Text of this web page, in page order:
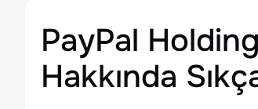
PayPal
Hakkında